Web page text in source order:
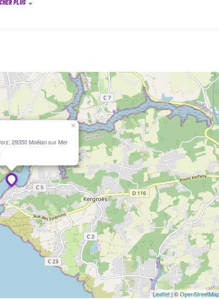
PLUS ⌄
29350 Moëlan sur Mer
×
Leaflet| ©OpenStreetMap